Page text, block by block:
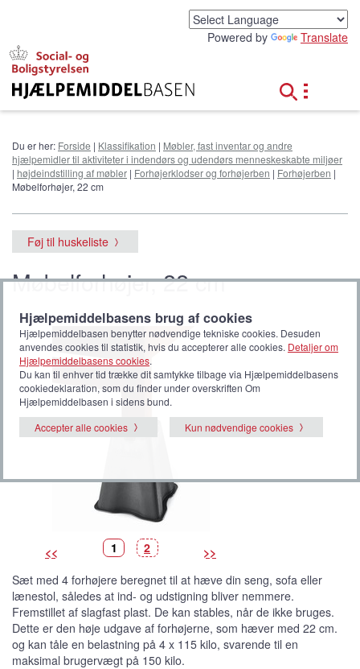
Powered by Translate
Du er her: Forside | Klassifikation | Møbler, fast inventar og andre
hjælpemidler til aktiviteter i indendørs og udendørs menneskeskabte miljøer
| højdeindstilling af møbler | Forhøjerklodser og forhøjerben | Forhøjerben |
Møbelforhøjer, 22 cm
Føj til huskeliste
Møbelforhøjer, 22 cm
<< >>
B
i
e
d
e
1V
s
t
b
i
l
l
e
d
e
)
B
i
e
d
e
2
Sæt med 4 forhøjere beregnet til at hæve din seng, sofa eller
lænestol, således at ind- og udstigning bliver nemmere.
Fremstillet af slagfast plast. De kan stables, når de ikke bruges.
Dette er den høje udgave af forhøjerne, som hæver med 22 cm.
og kan tåle en belastning på 4 x 115 kilo, svarende til en
maksimal brugervægt på 150 kilo.
Hjælpemiddelbasens brug af cookies
Hjælpemiddelbasen benytter nødvendige tekniske cookies. Desuden
anvendes cookies til statistik, hvis du accepterer alle cookies. Detaljer om
Hjælpemiddelbasens cookies.
Du kan til enhver tid trække dit samtykke tilbage via Hjælpemiddelbasens
cookiedeklaration, som du finder under overskriften Om
Hjælpemiddelbasen i sidens bund.
Accepter alle cookies
Kun nødvendige cookies